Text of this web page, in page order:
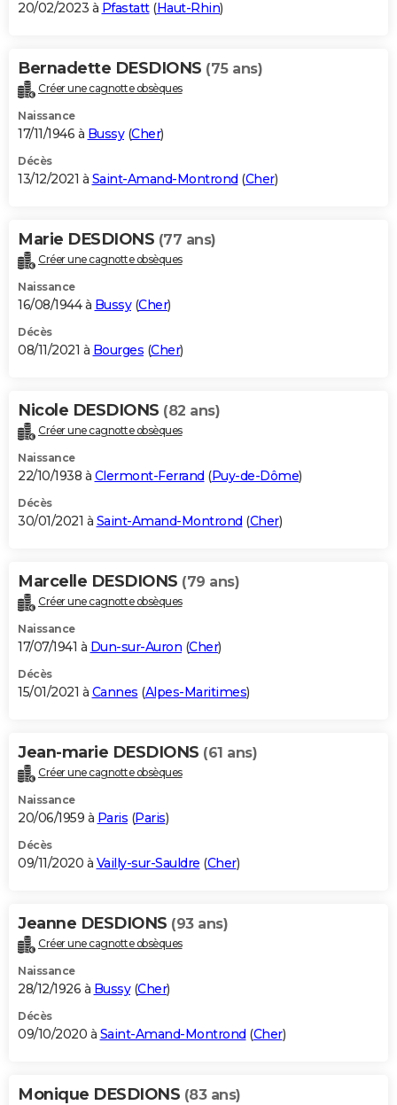
20/02/2023 à Pfastatt(Haut-Rhin)
Bernadette DESDIONS (75 ans)
Créer une cagnotte obsèques
Naissance
17/11/1946 à Bussy(Cher)
Décès
13/12/2021 à Saint-Amand-Montrond (Cher)
Marie DESDIONS (77 ans)
Créer une cagnotte obsèques
Naissance
16/08/1944 à Bussy(Cher)
Décès
08/11/2021 à Bourges (Cher)
Nicole DESDIONS (82 ans)
Créer une cagnotte obsèques
Naissance
22/10/1938 à Clermont-Ferrand (Puy-de-Dôme)
Décès
30/01/2021 à Saint-Amand-Montrond (Cher)
Marcelle DESDIONS (79 ans)
Créer une cagnotte obsèques
Naissance
17/07/1941 à Dun-sur-Auron (Cher)
Décès
15/01/2021 à Cannes (Alpes-Maritimes)
Jean-marie DESDIONS (61 ans)
Créer une cagnotte obsèques
Naissance
20/06/1959 à Paris (Paris)
Décès
09/11/2020 à Vailly-sur-Sauldre (Cher)
Jeanne DESDIONS (93 ans)
Créer une cagnotte obsèques
Naissance
28/12/1926 à Bussy(Cher)
Décès
09/10/2020 à Saint-Amand-Montrond (Cher)
Monique DESDIONS (83 ans)